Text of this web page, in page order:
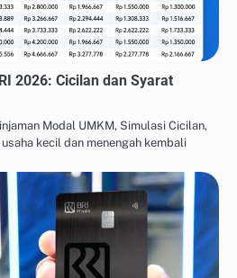
2026: Cicilan dan Syarat
Modal UMKM, Simulasi Cicilan,
kecil dan menengah kembali